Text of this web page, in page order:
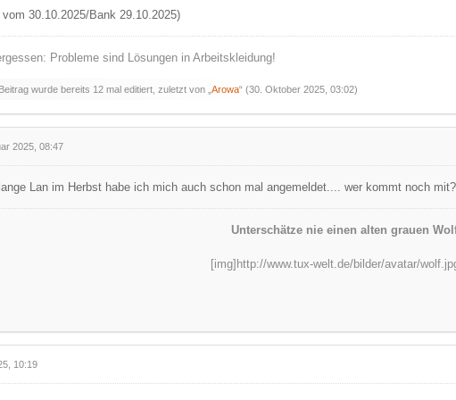
vom 30.10.2025/Bank 29.10.2025)
Probleme sind Lösungen in Arbeitskleidung!
wurde bereits 12 mal editiert, zuletzt von „Arowa“ (30. Oktober 2025, 03:02)
2025, 08:47
Lan im Herbst habe ich mich auch schon mal angemeldet.... wer kommt noch mit?
Unterschätze nie einen alten grauen
[img]http://www.tux-welt.de/bilder/avatar/
10:19